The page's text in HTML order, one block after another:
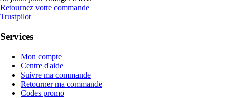
Retournez votre commande
Trustpilot
Services
Mon compte
Centre d'aide
Suivre ma commande
Retourner ma commande
Codes promo